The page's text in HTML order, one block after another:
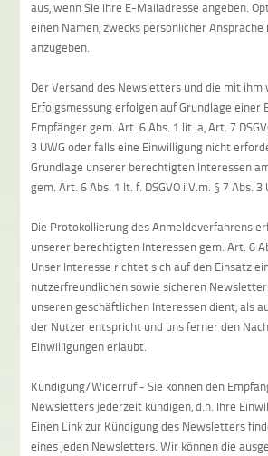
aus, wenn Sie Ihre E-Mailadresse angeben.
einen Namen, zwecks persönlicher
anzugeben.
Der Versand des Newsletters und die mit ihm
Erfolgsmessung erfolgen auf Grundlage einer
Empfänger gem. Art. 6 Abs. 1 lit. a, Art. 7
3 UWG oder falls eine Einwilligung nicht
Grundlage unserer berechtigten Interessen
gem. Art. 6 Abs. 1 lt. f. DSGVO i.V.m. § 7 Abs. 3
Die Protokollierung des Anmeldeverfahrens
unserer berechtigten Interessen gem. Art. 6
Unser Interesse richtet sich auf den Einsatz
nutzerfreundlichen sowie sicheren
unseren geschäftlichen Interessen dient, als
der Nutzer entspricht und uns ferner den
Einwilligungen erlaubt.
Kündigung/Widerruf - Sie können den
Newsletters jederzeit kündigen, d.h. Ihre
Einen Link zur Kündigung des Newsletters
eines jeden Newsletters. Wir können die